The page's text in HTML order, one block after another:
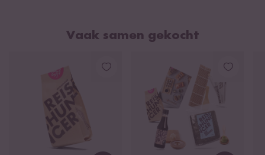
Gemiddelde voedingswaarden per 100g/ml:
2330 kJ / 560 kcal
waarvan verzadigde vetzuren
Koolhydraten
waarvan suikers
Vaak samen gekocht